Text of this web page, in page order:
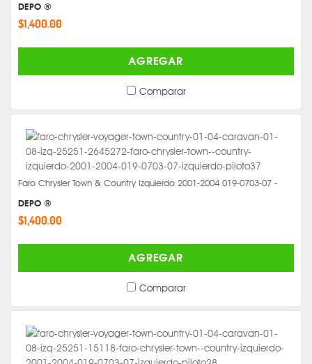
DEPO ®
$1,400.00
AGREGAR
Comparar
Faro Chrysler Town & Country Izquierdo 2001-2004 019-0703-07 -
DEPO ®
$1,400.00
AGREGAR
Comparar